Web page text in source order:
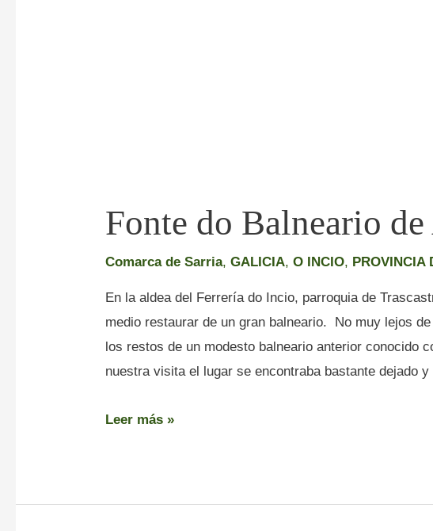
Fonte do Balneario
Comarca de Sarria,GALICIA,O INCIO, PROVINCIA
En la aldea del Ferrería do Incio, parroquia de
medio restaurar de un gran balneario. No muy lejos
los restos de un modesto balneario anterior conocido
nuestra visita el lugar se encontraba bastante dejado y
Leer más »